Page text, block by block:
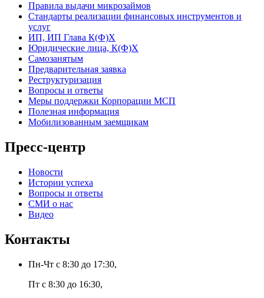
Правила выдачи микрозаймов
Стандарты реализации финансовых инструментов и
услуг
ИП, ИП Глава К(Ф)Х
Юридические лица, К(Ф)Х
Самозанятым
Предварительная заявка
Реструктуризация
Вопросы и ответы
Меры поддержки Корпорации МСП
Полезная информация
Мобилизованным заемщикам
Пресс-центр
Новости
Истории успеха
Вопросы и ответы
СМИ о нас
Видео
Контакты
Пн-Чт с 8:30 до 17:30,
Пт с 8:30 до 16:30,